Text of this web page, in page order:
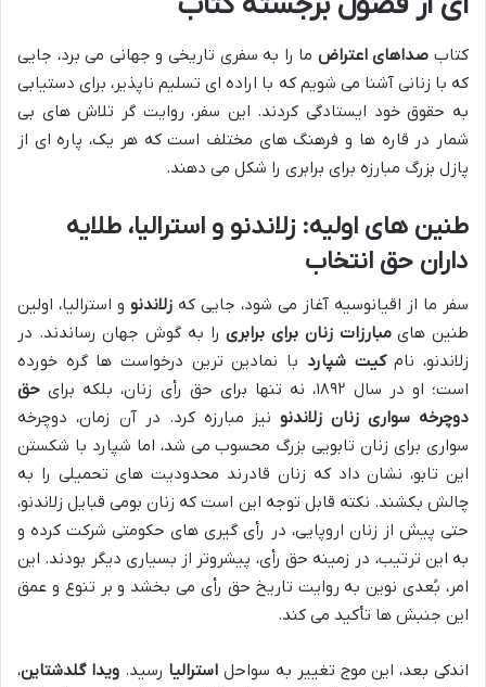
کتاب صداهای اعتراض ما را به سفری تاریخی و جهانی می برد، جایی
که با زنانی آشنا می شویم که با اراده ای تسلیم ناپذیر، برای دستیابی
به حقوق خود ایستادگی کردند. این سفر، روایت گر تلاش های بی
شمار در قاره ها و فرهنگ های مختلف است که هر یک، پاره ای از
پازل بزرگ مبارزه برای برابری را شکل می دهند.
طنین های اولیه: زلاندنو و استرالیا، طلایه
داران حق انتخاب
سفر ما از اقیانوسیه آغاز می شود، جایی که زلاندنو و استرالیا، اولین
طنین هایمبارزات زنان برای برابریرا به گوش جهان رساندند. در
زلاندنو، نامکیت شپارد با نمادین ترین درخواست ها گره خورده
است؛ او در سال ۱۸۹۲، نه تنها برای حق رأی زنان، بلکه برای
حق
دوچرخه سواری زنان زلاندنونیز مبارزه کرد. در آن زمان، دوچرخه
سواری برای زنان تابویی بزرگ محسوب می شد، اما شپارد با شکستن
این تابو، نشان داد که زنان قادرند محدودیت های تحمیلی را به
چالش بکشند. نکته قابل توجه این است که زنان بومی قبایل زلاندنو،
حتی پیش از زنان اروپایی، در رأی گیری های حکومتی شرکت کرده و
به این ترتیب، در زمینه حق رأی، پیشروتر از بسیاری دیگر بودند. این
امر، بُعدی نوین به روایت تاریخ حق رأی می بخشد و بر تنوع و عمق
این جنبش ها تأکید می کند.
اندکی بعد، این موج تغییر به سواحل استرالیا رسید.ویدا گلدشتاین،